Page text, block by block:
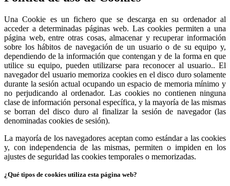
Una Cookie es un fichero que se descarga en su ordenador al
acceder a determinadas páginas web. Las cookies permiten a una
página web, entre otras cosas, almacenar y recuperar información
sobre los hábitos de navegación de un usuario o de su equipo y,
dependiendo de la información que contengan y de la forma en que
utilice su equipo, pueden utilizarse para reconocer al usuario.. El
navegador del usuario memoriza cookies en el disco duro solamente
durante la sesión actual ocupando un espacio de memoria mínimo y
no perjudicando al ordenador. Las cookies no contienen ninguna
clase de información personal específica, y la mayoría de las mismas
se borran del disco duro al finalizar la sesión de navegador (las
denominadas cookies de sesión).
La mayoría de los navegadores aceptan como estándar a las cookies
y, con independencia de las mismas, permiten o impiden en los
ajustes de seguridad las cookies temporales o memorizadas.
¿Qué tipos de cookies utiliza esta página web?